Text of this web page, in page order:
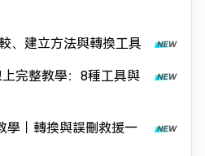
、建立方法與轉換工具
完整教學：8種工具與
學｜轉換與誤刪救援一